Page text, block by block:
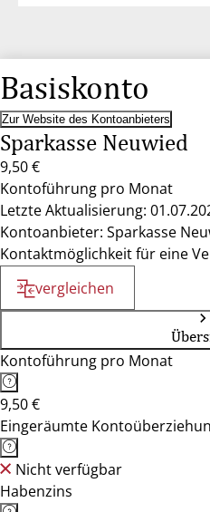
Basiskonto
Zur Website des Kontoanbieters
Sparkasse Neuwied
9,50 €
Kontoführung pro Monat
Letzte Aktualisierung:
Kontoanbieter: Sparkasse
Kontaktmöglichkeit für eine
vergleichen
Kontoführung pro Monat
9,50 €
Eingeräumte
Nicht verfügbar
Habenzins